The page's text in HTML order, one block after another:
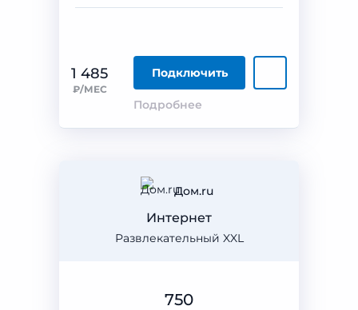
1 485
₽/МЕС
Подключить
Подробнее
Дом.ru
Развлекательный XXL
Интернет
750